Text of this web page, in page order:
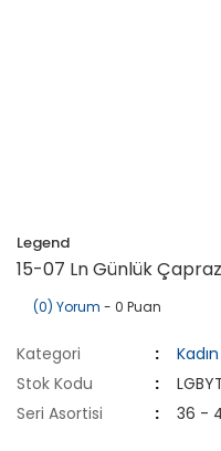
Legend
15-07 Ln Günlük
(0) Yorum - 0 Puan
Kategori
Stok Kodu
Seri Asortisi
36 -